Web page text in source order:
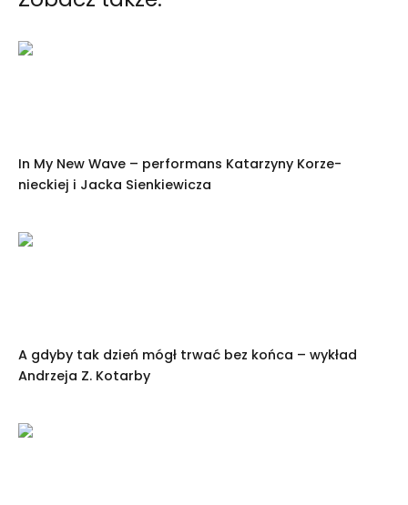
In My New Wave – performans Katarzyny Korze­
nieckiej i Jacka Sienkiewicza
A gdyby tak dzień mógł trwać bez końca – wykład
Andrzeja Z. Kotarby